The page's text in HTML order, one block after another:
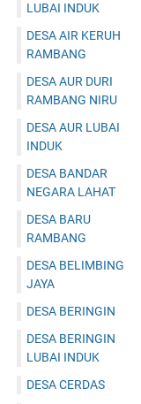
LUBAI INDUK
DESA AIR KERUH
RAMBANG
DESA AUR DURI
RAMBANG NIRU
DESA AUR LUBAI
INDUK
DESA BANDAR
NEGARA LAHAT
DESA BARU
RAMBANG
DESA BELIMBING
JAYA
DESA BERINGIN
DESA BERINGIN
LUBAI INDUK
DESA CERDAS